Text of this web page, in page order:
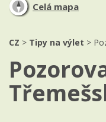
Celá mapa
CZ > Tipy na výlet >